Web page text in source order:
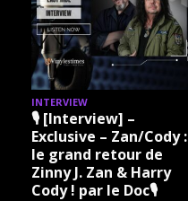
INTERVIEW
🎙 [Interview] –
Exclusive – Zan/Cody :
le grand retour de
Zinny J. Zan & Harry
Cody ! par le Doc🎙